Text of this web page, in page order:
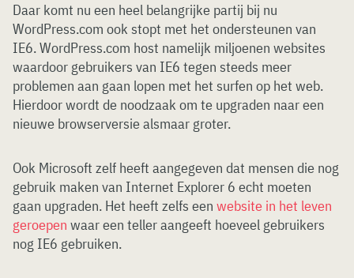
Daar komt nu een heel belangrijke partij bij nu
WordPress.com ook stopt met het ondersteunen van
IE6. WordPress.com host namelijk miljoenen websites
waardoor gebruikers van IE6 tegen steeds meer
problemen aan gaan lopen met het surfen op het web.
Hierdoor wordt de noodzaak om te upgraden naar een
nieuwe browserversie alsmaar groter.
Ook Microsoft zelf heeft aangegeven dat mensen die nog
gebruik maken van Internet Explorer 6 echt moeten
gaan upgraden. Het heeft zelfs een website in het leven
geroepen waar een teller aangeeft hoeveel gebruikers
nog IE6 gebruiken.